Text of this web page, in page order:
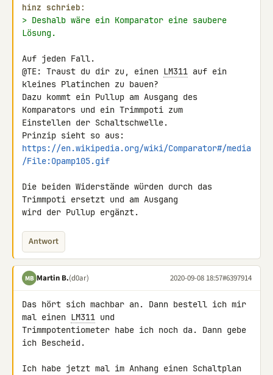
hinz schrieb:
> Deshalb wäre ein Komparator eine saubere
Lösung.
Auf jeden Fall.
@TE: Traust du dir zu, einen LM311 auf ein
kleines Platinchen zu bauen?
Dazu kommt ein Pullup am Ausgang des
Komparators und ein Trimmpoti zum
Einstellen der Schaltschwelle.
https://en.wikipedia.org/wiki/Comparator#/media
/File:Opamp105.gif
Die beiden Widerstände würden durch das
Trimmpoti ersetzt und am Ausgang
wird der Pullup ergänzt.
Antwort
MB Martin B.(d0ar) 2020-09-08 18:57#6397914
Das hört sich machbar an. Dann bestell ich mir
mal einen LM311 und
Trimmpotentiometer habe ich noch da. Dann gebe
ich Bescheid.
Ich habe jetzt mal im Anhang einen Schaltplan